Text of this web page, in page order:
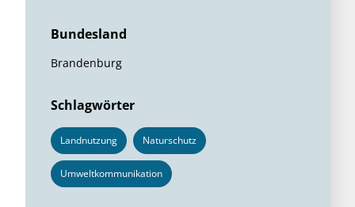
Bundesland
Brandenburg
Schlagwörter
Landnutzung Naturschutz
Umweltkommunikation